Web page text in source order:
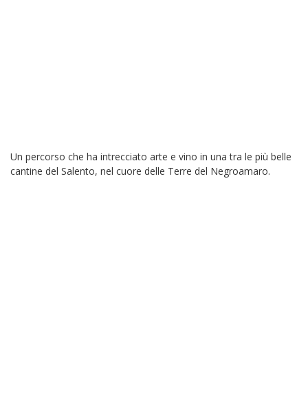
Un percorso che ha intrecciato arte e vino in una tra le più belle
cantine del Salento, nel cuore delle Terre del Negroamaro.